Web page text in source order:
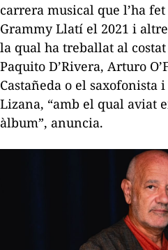
carrera musical que l’ha
Grammy Llatí el 2021 i
la qual ha treballat al
Paquito D’Rivera, Arturo
Castañeda o el saxofonista i
Lizana, “amb el qual aviat
àlbum”, anuncia.